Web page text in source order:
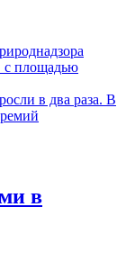
с площадью
в два раза. В
в